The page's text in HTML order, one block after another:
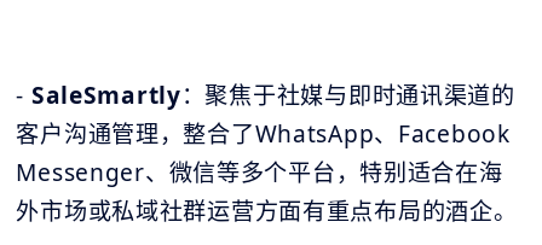
- SaleSmartly：聚焦于社媒与即时通讯渠道的
客户沟通管理，整合了WhatsApp、Facebook
Messenger、微信等多个平台，特别适合在海
外市场或私域社群运营方面有重点布局的酒企。